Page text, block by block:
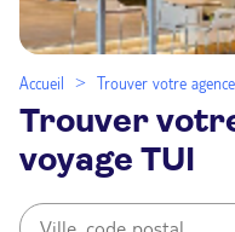
Accueil Trouver votre
Trouver
voyage TUI